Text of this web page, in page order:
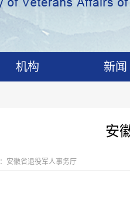
机构 新闻
安
安徽省退役军人事务厅